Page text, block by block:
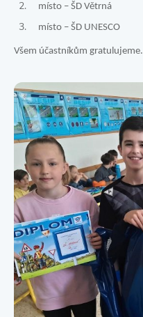
místo – ŠD Větrná
místo – ŠD UNESCO
Všem účastníkům gratulujeme.